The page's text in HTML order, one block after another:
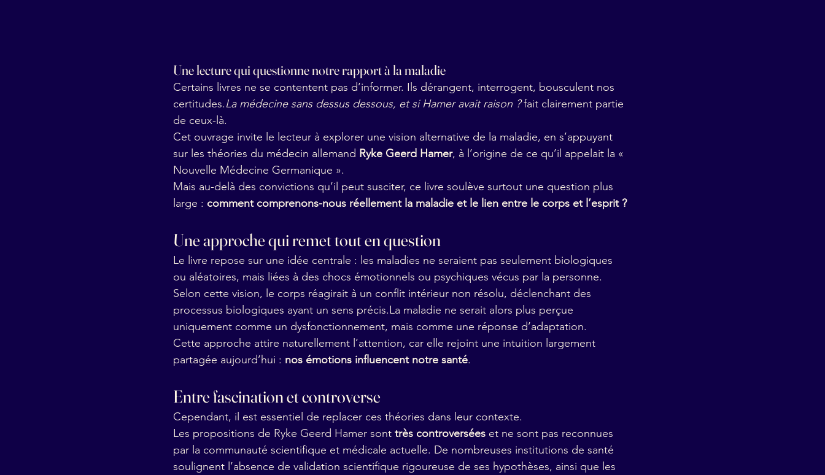
Une lecture qui questionne notre rapport à la maladie
Certains livres ne se contentent pas d’informer. Ils dérangent, interrogent, bousculent nos
certitudes.La médecine sans dessus dessous, et si Hamer avait raison ? fait clairement partie
de ceux-là.
Cet ouvrage invite le lecteur à explorer une vision alternative de la maladie, en s’appuyant
sur les théories du médecin allemand Ryke Geerd Hamer, à l’origine de ce qu’il appelait la «
Nouvelle Médecine Germanique ».
Mais au-delà des convictions qu’il peut susciter, ce livre soulève surtout une question plus
large : comment comprenons-nous réellement la maladie et le lien entre le corps et l’esprit ?
Une approche qui remet tout en question
Le livre repose sur une idée centrale : les maladies ne seraient pas seulement biologiques
ou aléatoires, mais liées à des chocs émotionnels ou psychiques vécus par la personne.
Selon cette vision, le corps réagirait à un conflit intérieur non résolu, déclenchant des
processus biologiques ayant un sens précis.La maladie ne serait alors plus perçue
uniquement comme un dysfonctionnement, mais comme une réponse d’adaptation.
Cette approche attire naturellement l’attention, car elle rejoint une intuition largement
partagée aujourd’hui : nos émotions influencent notre santé.
Entre fascination et controverse
Cependant, il est essentiel de replacer ces théories dans leur contexte.
Les propositions de Ryke Geerd Hamer sont très controversées et ne sont pas reconnues
par la communauté scientifique et médicale actuelle. De nombreuses institutions de santé
soulignent l’absence de validation scientifique rigoureuse de ses hypothèses, ainsi que les